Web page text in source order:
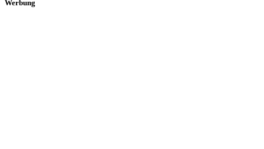
Werbung